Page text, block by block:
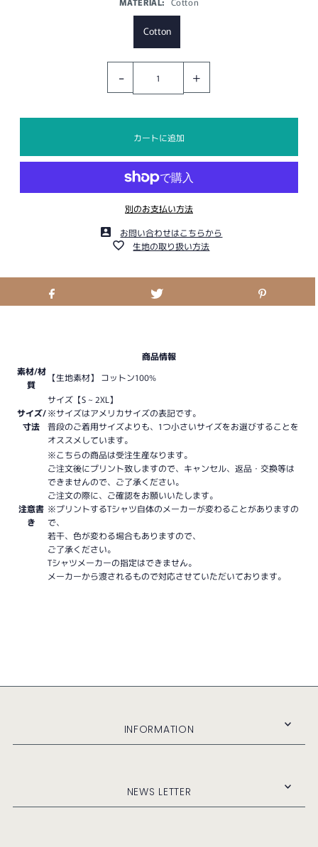
Cotton
- +
別のお支払い方法
お問い合わせはこちらから
生地の取り扱い方法
商品情報
素材/材
質
【生地素材】 コットン100%
サイズ/
寸法
サイズ【S ~ 2XL】
※サイズはアメリカサイズの表記です。
普段のご着用サイズよりも、1つ小さいサイズをお選びすることを
オススメしています。
注意書
き
※こちらの商品は受注生産なります。
ご注文後にプリント致しますので、キャンセル、返品・交換等は
できませんので、ご了承ください。
ご注文の際に、ご確認をお願いいたします。
※プリントするTシャツ自体のメーカーが変わることがありますの
で、
若干、色が変わる場合もありますので、
ご了承ください。
Tシャツメーカーの指定はできません。
メーカーから渡されるもので対応させていただいております。
INFORMATION
NEWS LETTER